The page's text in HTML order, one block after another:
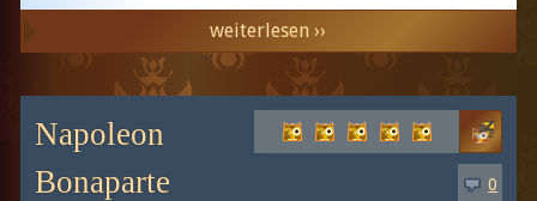
weiterlesen ››
0
Napoleon
Bonaparte